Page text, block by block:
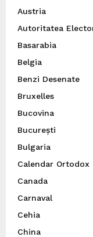
Austria
Autoritatea
Basarabia
Belgia
Benzi Desenate
Bruxelles
Bucovina
București
Bulgaria
Calendar Ortodox
Canada
Carnaval
Cehia
China